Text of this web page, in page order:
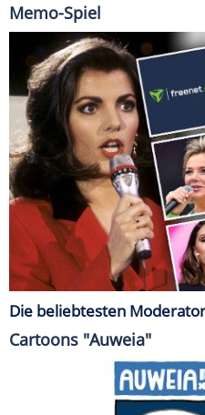
Memo-Spiel
Die beliebtesten
Cartoons "Auweia"